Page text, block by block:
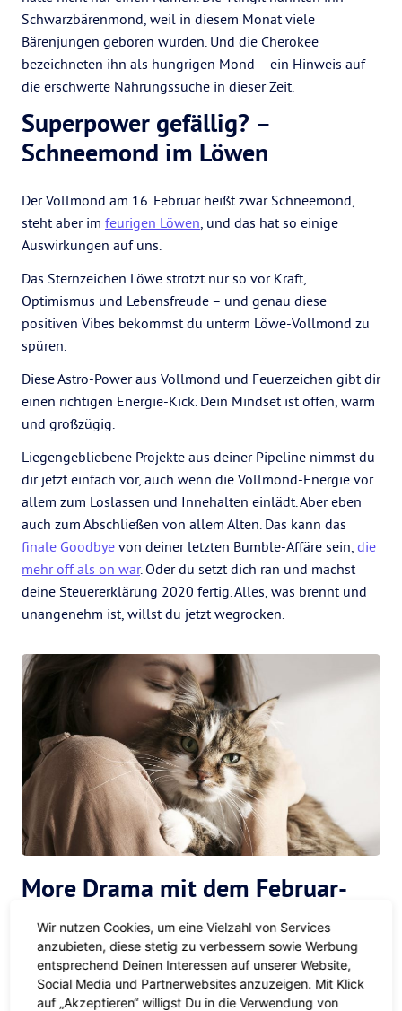
Schwarzbärenmond, weil in diesem Monat viele
Bärenjungen geboren wurden. Und die Cherokee
bezeichneten ihn als hungrigen Mond – ein Hinweis auf
die erschwerte Nahrungssuche in dieser Zeit.
Superpower gefällig? –
Schneemond im Löwen
Der Vollmond am 16. Februar heißt zwar Schneemond,
steht aber im feurigen Löwen, und das hat so einige
Auswirkungen auf uns.
Das Sternzeichen Löwe strotzt nur so vor Kraft,
Optimismus und Lebensfreude – und genau diese
positiven Vibes bekommst du unterm Löwe-Vollmond zu
spüren.
Diese Astro-Power aus Vollmond und Feuerzeichen gibt dir
einen richtigen Energie-Kick. Dein Mindset ist offen, warm
und großzügig.
Liegengebliebene Projekte aus deiner Pipeline nimmst du
dir jetzt einfach vor, auch wenn die Vollmond-Energie vor
allem zum Loslassen und Innehalten einlädt. Aber eben
auch zum Abschließen von allem Alten. Das kann das
finale Goodbye von deiner letzten Bumble-Affäre sein, die
mehr off als on war. Oder du setzt dich ran und machst
deine Steuererklärung 2020 fertig. Alles, was brennt und
unangenehm ist, willst du jetzt wegrocken.
More Drama mit dem Februar-
Vollmond
So sehr dich dieser Schneemond im Sternzeichen Löwe
auch antreibt, schalt trotzdem auf die Bremse. Denn so
Wir nutzen Cookies, um eine Vielzahl von Services
anzubieten, diese stetig zu verbessern sowie Werbung
entsprechend Deinen Interessen auf unserer Website,
Social Media und Partnerwebsites anzuzeigen. Mit Klick
auf „Akzeptieren“ willigst Du in die Verwendung von